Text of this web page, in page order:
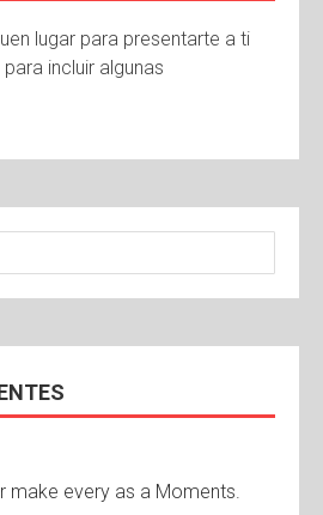
lugar para presentarte a ti
incluir algunas
make every as a Moments.